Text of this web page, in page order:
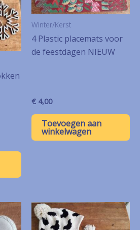
Winter/Kerst
4 Plastic placemats voor
de feestdagen NIEUW
€ 4,00
Toevoegen aan
winkelwagen